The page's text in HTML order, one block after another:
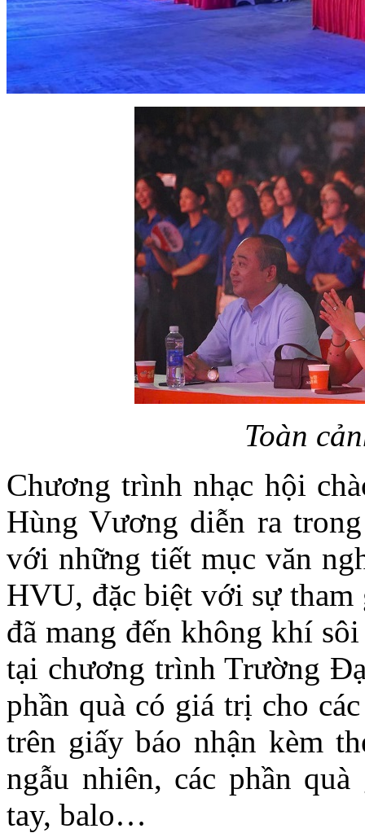
Toàn
Chương trình nhạc hội
Hùng Vương diễn ra
với những tiết mục văn
HVU, đặc biệt với sự tham
đã mang đến không khí
tại chương trình Trường
phần quà có giá trị cho
trên giấy báo nhận kèm
ngẫu nhiên, các phần
tay, balo…